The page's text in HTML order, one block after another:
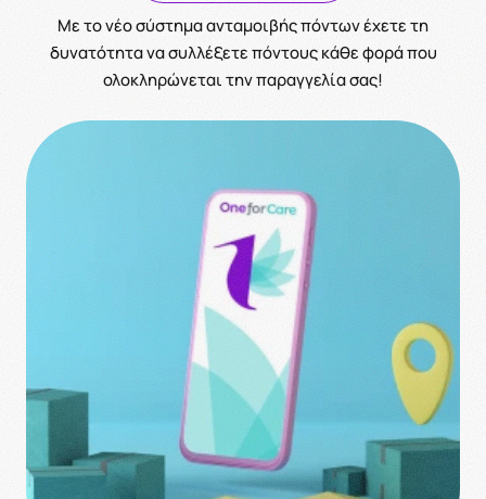
Με το νέο σύστημα ανταμοιβής πόντων έχετε τη
δυνατότητα να συλλέξετε πόντους κάθε φορά που
ολοκληρώνεται την παραγγελία σας!